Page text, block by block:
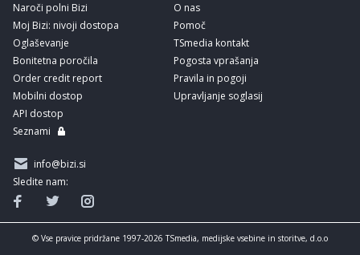
Naroči polni Bizi
Moj Bizi: nivoji dostopa
Oglaševanje
Bonitetna poročila
Order credit report
Mobilni dostop
API dostop
Seznami
O nas
Pomoč
TSmedia kontakt
Pogosta vprašanja
Pravila in pogoji
Upravljanje soglasij
info@bizi.si
Sledite nam:
© Vse pravice pridržane 1997-2026 TSmedia, medijske vsebine in storitve, d.o.o